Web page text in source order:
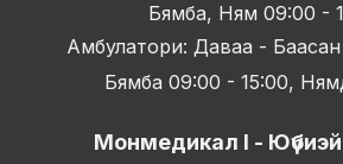
Бямба, Ням 09:00 -
Амбулатори: Даваа -
Бямба 09:00 - 15:00,
Монмедикал I -